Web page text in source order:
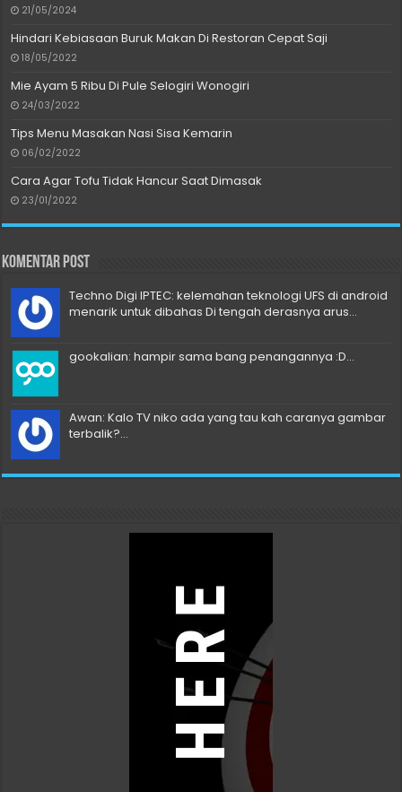
21/05/2024
Hindari Kebiasaan Buruk Makan Di Restoran Cepat Saji
18/05/2022
Mie Ayam 5 Ribu Di Pule Selogiri Wonogiri
24/03/2022
Tips Menu Masakan Nasi Sisa Kemarin
06/02/2022
Cara Agar Tofu Tidak Hancur Saat Dimasak
23/01/2022
Komentar Post
Techno Digi IPTEC: kelemahan teknologi UFS di android
menarik untuk dibahas Di tengah derasnya arus...
gookalian: hampir sama bang penangannya :D...
Awan: Kalo TV niko ada yang tau kah caranya gambar
terbalik?...